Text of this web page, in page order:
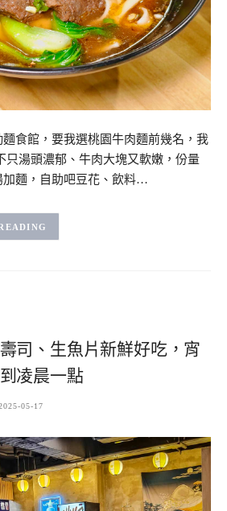
食館，要我選桃園牛肉麵前幾名，我
只湯頭濃郁、牛肉大塊又軟嫩，份量
加麵，自助吧豆花、飲料…
司、生魚片新鮮好吃，宵
凌晨一點
05-17